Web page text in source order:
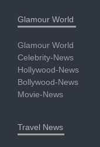
Glamour World
Glamour World
Celebrity-News
Hollywood-News
Bollywood-News
Movie-News
Travel News